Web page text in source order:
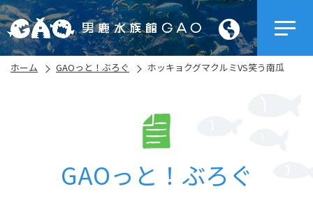
ホーム GAOっと！ぶろぐ ホッキョクグマクルミVS笑う南瓜
GAOっと！ぶろぐ